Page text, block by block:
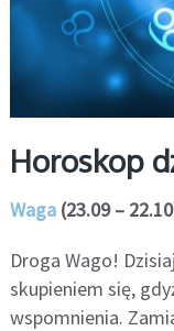
Horoskop
Waga(23.09 –
Droga Wago!
skupieniem się,
wspomnienia.